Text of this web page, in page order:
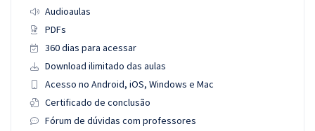
Audioaulas
PDFs
360 dias para acessar
Download ilimitado das aulas
Acesso no Android, iOS, Windows e Mac
Certificado de conclusão
Fórum de dúvidas com professores